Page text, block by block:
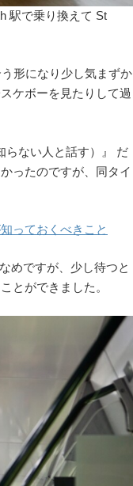
駅で乗り換えて St
形になり少し気まずか
ケボーを見たりして過
らない人と話す）』 だ
ったのですが、同タイ
っておくべきこと
めですが、少し待つと
とができました。